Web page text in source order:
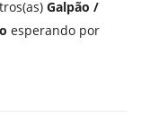
Galpão /
esperando por